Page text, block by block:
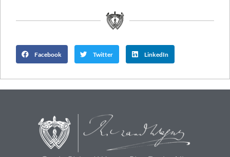
Facebook Twitter LinkedIn